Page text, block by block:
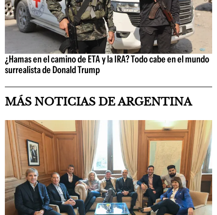
¿Hamas en el camino de ETA y la IRA? Todo cabe en el mundo
surrealista de Donald Trump
MÁS NOTICIAS DE ARGENTINA